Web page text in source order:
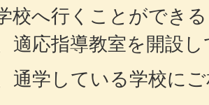
校へ行くことができ
適応指導教室を開設
通学している学校に